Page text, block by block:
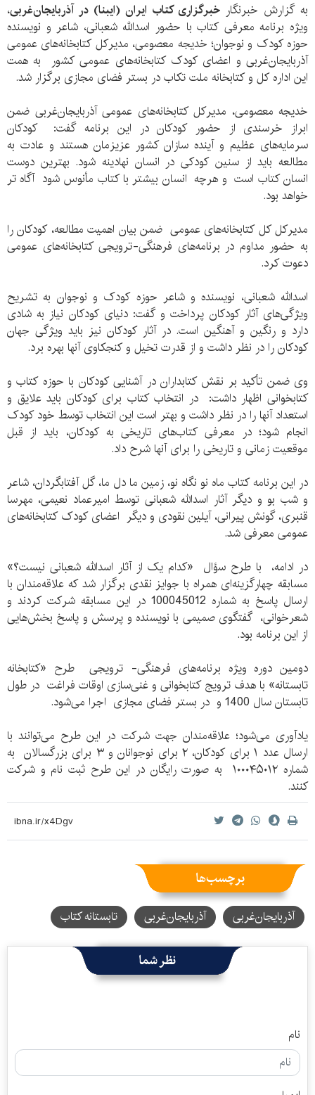
به گزارش خبرنگار خبرگزاری کتاب ایران (ایبنا) در آذربایجان‌غربی،
ویژه برنامه معرفی کتاب با حضور اسدالله شعبانی، شاعر و نویسنده
حوزه کودک و نوجوان؛ خدیجه معصومی، مدیرکل کتابخانه‌های عمومی
آذربایجان‌غربی و اعضای کودک کتابخانه‌های عمومی کشور به همت
این اداره کل و کتابخانه ملت تکاب در بستر فضای مجازی برگزار شد.
خدیجه معصومی، مدیرکل کتابخانه‌های عمومی آذربایجان‌غربی ضمن
ابراز خرسندی از حضور کودکان در این برنامه گفت: کودکان
سرمایه‌های عظیم و آینده سازان کشور عزیزمان هستند و عادت به
مطالعه باید از سنین کودکی در انسان نهادینه شود. بهترین دوست
انسان کتاب است و هرچه انسان بیشتر با کتاب مأنوس شود آگاه تر
خواهد بود.
مدیرکل کل کتابخانه‌های عمومی ضمن بیان اهمیت مطالعه، کودکان را
به حضور مداوم در برنامه‌های فرهنگی-ترویجی کتابخانه‌های عمومی
دعوت کرد.
اسدالله شعبانی، نویسنده و شاعر حوزه کودک و نوجوان به تشریح
ویژگی‌های آثار کودکان پرداخت و گفت: دنیای کودکان نیاز به شادی
دارد و رنگین و آهنگین است. در آثار کودکان نیز باید ویژگی جهان
کودکان را در نظر داشت و از قدرت تخیل و کنجکاوی آنها بهره برد.
وی ضمن تأکید بر نقش کتابداران در آشنایی کودکان با حوزه کتاب و
کتابخوانی اظهار داشت: در انتخاب کتاب برای کودکان باید علایق و
استعداد آنها را در نظر داشت و بهتر است این انتخاب توسط خود کودک
انجام شود؛ در معرفی کتاب‌های تاریخی به کودکان، باید از قبل
موقعیت زمانی و تاریخی را برای آنها شرح داد.
در این برنامه کتاب ماه نو نگاه نو، زمین ما دل ما، گل آفتابگردان، شاعر
و شب بو و دیگر آثار اسدالله شعبانی توسط امیرعماد نعیمی، مهرسا
قنبری، گونش پیرانی، آیلین نقودی و دیگر اعضای کودک کتابخانه‌های
عمومی معرفی شد.
در ادامه، با طرح سؤال «کدام یک از آثار اسدالله شعبانی نیست؟»
مسابقه چهارگزینه‌ای همراه با جوایز نقدی برگزار شد که علاقه‌مندان با
ارسال پاسخ به شماره 100045012 در این مسابقه شرکت کردند و
شعرخوانی، گفتگوی صمیمی با نویسنده و پرسش و پاسخ بخش‌هایی
از این برنامه بود.
دومین دوره ویژه برنامه‌های فرهنگی- ترویجی طرح «کتابخانه
تابستانه» با هدف ترویج کتابخوانی و غنی‌سازی اوقات فراغت در طول
تابستان سال 1400 و در بستر فضای مجازی اجرا می‌شود.
یادآوری می‌شود؛ علاقه‌مندان جهت شرکت در این طرح می‌توانند با
ارسال عدد ۱ برای کودکان، ۲ برای نوجوانان و ۳ برای بزرگسالان به
شماره ۱۰۰۰۴۵۰۱۲ به صورت رایگان در این طرح ثبت نام و شرکت
کنند.
برچسب‌ها
آذربایجان‌غربی آذربایجان‌‌غربی تابستانه کتاب
نظر شما
نام